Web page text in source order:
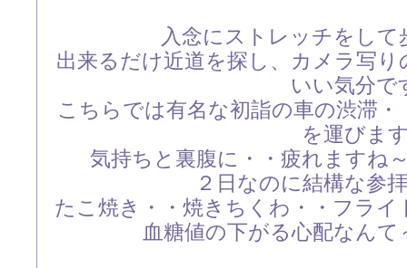
入念にストレッチをし
出来るだけ近道を探し、カメラ写
いい気分で
こちらでは有名な初詣の車の渋滞
を運びま
気持ちと裏腹に・・疲れますね
２日なのに結構な参
たこ焼き・・焼きちくわ・・フラ
血糖値の下がる心配なんて